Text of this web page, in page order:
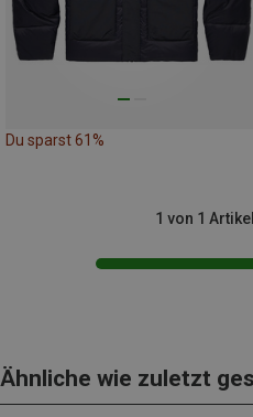
Du sparst 61%
1 von 1
Ähnliche wie zuletzt